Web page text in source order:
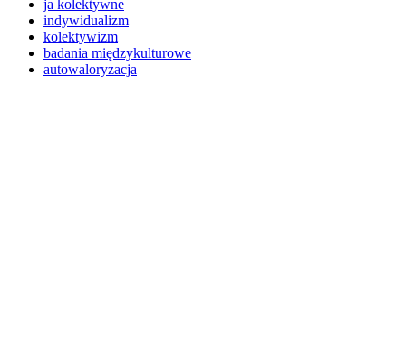
ja kolektywne
indywidualizm
kolektywizm
badania międzykulturowe
autowaloryzacja